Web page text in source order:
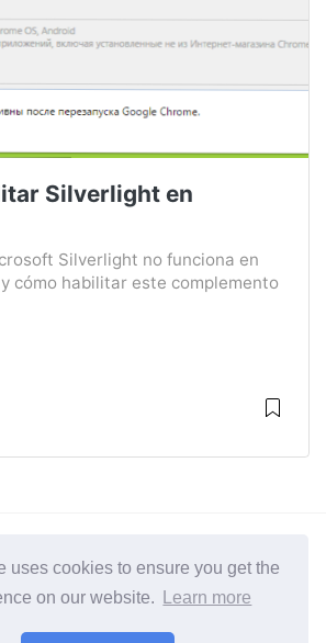
uses cookies to ensure you get the
on our website.
Learn more
Silverlight en
Silverlight no funciona en
cómo habilitar este complemento
©Remontcompa